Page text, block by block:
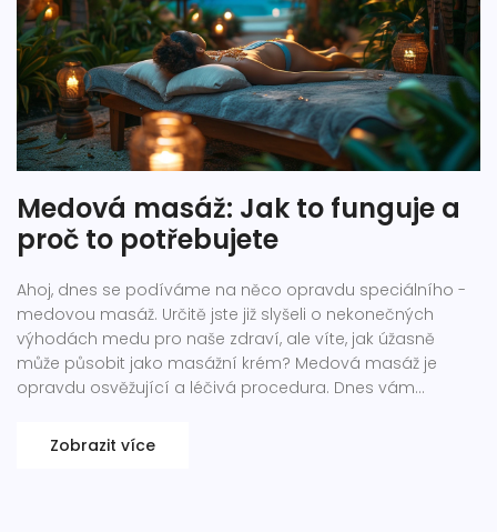
Medová masáž: Jak to funguje a
proč to potřebujete
Ahoj, dnes se podíváme na něco opravdu speciálního -
medovou masáž. Určitě jste již slyšeli o nekonečných
výhodách medu pro naše zdraví, ale víte, jak úžasně
může působit jako masážní krém? Medová masáž je
opravdu osvěžující a léčivá procedura. Dnes vám
vyzkoušet. Budu se těšit na vaše reakce.
Zobrazit více